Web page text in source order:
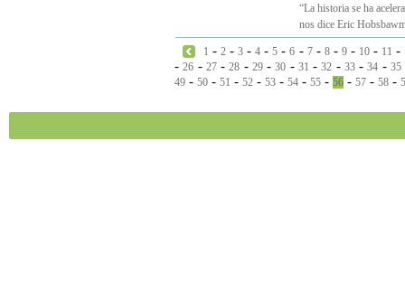
“La historia se ha
nos dice Eric
1 -2 -3 -4 -5 -6 - 7- 8- 9- 10- 11 -
-26 - 27-28 - 29-30 - 31 -32 - 33-34 - 35
49 - 50 - 51 - 52 - 53 - 54 - 55 - 56 - 57 - 58 -